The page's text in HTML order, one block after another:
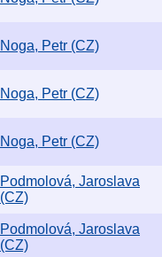
Noga, Petr (CZ)
Noga, Petr (CZ)
Noga, Petr (CZ)
Podmolová, Jaroslava
(CZ)
Podmolová, Jaroslava
(CZ)